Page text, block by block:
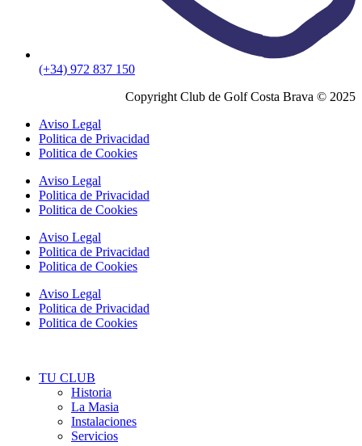
(+34) 972 837 150
Copyright Club de Golf Costa Brava © 2025
Aviso Legal
Politica de Privacidad
Politica de Cookies
Aviso Legal
Politica de Privacidad
Politica de Cookies
Aviso Legal
Politica de Privacidad
Politica de Cookies
Aviso Legal
Politica de Privacidad
Politica de Cookies
TU CLUB
Historia
La Masia
Instalaciones
Servicios